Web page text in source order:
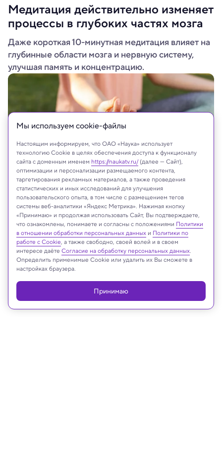
Медитация действительно изменяет
процессы в глубоких частях мозга
Даже короткая 10-минутная медитация влияет на
глубинные области мозга и нервную систему,
улучшая память и концентрацию.
wavebreakmedia/Shutterstock/FOTODOM
Реклама
Мы используем сookie-файлы
Принимаю
Настоящим информируем, что ОАО «Наука» использует
технологию Cookie в целях обеспечения доступа к функционалу
сайта с доменным именем https://naukatv.ru/(далее — Сайт),
оптимизации и персонализации размещаемого контента,
таргетирования рекламных материалов, а также проведения
статистических и иных исследований для улучшения
пользовательского опыта, в том числе с размещением тегов
системы веб-аналитики «Яндекс Метрика». Нажимая кнопку
«Принимаю» и продолжая использовать Сайт, Вы подтверждаете,
что ознакомлены, понимаете и согласны с положениями Политики
в отношении обработки персональных данных и Политики по
работе с Cookie, а также свободно, своей волей и в своем
интересе даёте Согласие на обработку персональных данных.
Определить применимые Cookie или удалить их Вы сможете в
настройках браузера.